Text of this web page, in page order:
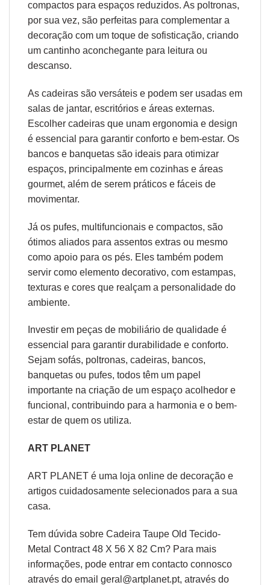
compactos para espaços reduzidos. As poltronas,
por sua vez, são perfeitas para complementar a
decoração com um toque de sofisticação, criando
um cantinho aconchegante para leitura ou
descanso.
As cadeiras são versáteis e podem ser usadas em
salas de jantar, escritórios e áreas externas.
Escolher cadeiras que unam ergonomia e design
é essencial para garantir conforto e bem-estar. Os
bancos e banquetas são ideais para otimizar
espaços, principalmente em cozinhas e áreas
gourmet, além de serem práticos e fáceis de
movimentar.
Já os pufes, multifuncionais e compactos, são
ótimos aliados para assentos extras ou mesmo
como apoio para os pés. Eles também podem
servir como elemento decorativo, com estampas,
texturas e cores que realçam a personalidade do
ambiente.
Investir em peças de mobiliário de qualidade é
essencial para garantir durabilidade e conforto.
Sejam sofás, poltronas, cadeiras, bancos,
banquetas ou pufes, todos têm um papel
importante na criação de um espaço acolhedor e
funcional, contribuindo para a harmonia e o bem-
estar de quem os utiliza.
ART PLANET
ART PLANET é uma loja online de decoração e
artigos cuidadosamente selecionados para a sua
casa.
Tem dúvida sobre Cadeira Taupe Old Tecido-
Metal Contract 48 X 56 X 82 Cm? Para mais
informações, pode entrar em contacto connosco
através do email geral@artplanet.pt, através do